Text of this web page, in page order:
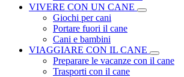
VIVERE CON UN CANE
Giochi per cani
Portare fuori il cane
Cani e bambini
VIAGGIARE CON IL CANE
Preparare le vacanze con il cane
Trasporti con il cane